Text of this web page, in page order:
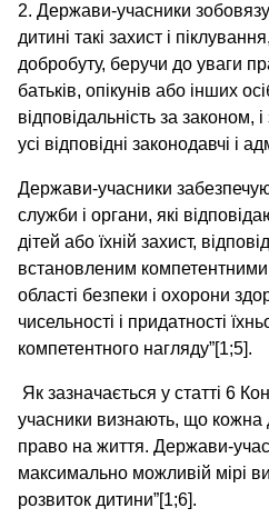
2. Держави-учасники
дитині такі захист і
добробуту, беручи до уваги
батьків, опікунів або інших
відповідальність за
усі відповідні законодавчі і
Держави-учасники
служби і органи, які
дітей або їхній захист,
встановленим
області безпеки і охорони
чисельності і придатності
компетентного нагляду”[1;5].
Як зазначається у статті 6
учасники визнають, що кожна
право на життя. Держави-
максимально можливій мірі
розвиток дитини”[1;6].